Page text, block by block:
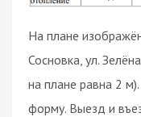
На плане
Сосновка, ул.
на плане равна 2
форму. Выезд и